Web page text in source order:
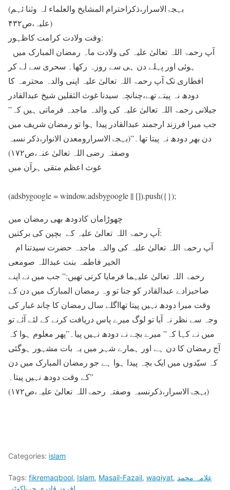
(بہجۃالاسرار،ذکراحترام المشایخ والعلماء لہ وثنا ئہم
علیہ،ص۴۳۲)
وقت ولادت کرامت کاظہور:
ہوئی اور پہلے دن ہی سے روزہ رکھا۔ سحری سے لے کر
افطاری تک آپ رحمۃ اللہ تعالیٰ علیہ اپنی والدہ محترمہ کا
دودھ نہ پیتے تھے،چنانچہ سیدنا غوث الثقلین شیخ عبدالقادر
جیلانی رحمۃ اللہ تعالیٰ علیہ کی والدہ ماجدہ فرماتی ہیں کہ”
جب میرا فرزند ارجمند عبدالقادر پیدا ہوا تو رمضان شریف میں
دن بھر دودھ نہ پیتا تھا۔”(بہجۃالاسرارومعدن الانوار،ذکر نسبہ
وصفتہ رضی اللہ تعالیٰ عنہ،ص۱۷۲)
غوث اعظم متقی ہرآن میں
(adsbygoogle = window.adsbygoogle || []).push({});
چھوڑاماں کادودھ بھی رمضان میں
آپ رحمۃ اللہ تعالیٰ علیہ کے بچپن کی برکتیں:
الخیر فاطمہ بنت عبداللہ صومعی
رحمۃ اللہ تعالیٰ علیہما فرمایا کرتی تھیں:” جب میں نے اپنے
صاحبزادے عبدالقادر کو جنا تو وہ رمضان المبارک میں دن کے
وقت میرا دودھ نہیں پیتا تھااگلے سال رمضان کا چاند غبار کی
وجہ سے نظر نہ آیا تو لوگ میرے پاس دریافت کرنے کے لئے آئے تو
میں نے کہا کہ” میرے بچے نے دودھ نہیں پیا۔”پھر معلوم ہوا کہ
آج رمضان کا دن ہے اور ہمارے شہر میں یہ بات مشہور ہوگئی
کہ سیّدوں میں ایک بچہ پیدا ہوا ہے جو رمضان المبارک میں دن
کے وقت دودھ نہیں پیتا۔”
(بہجۃالاسرار،ذکرنسبہ وصفتہ رحمۃاللہ تعالیٰ علیہ،ص۱۷۲)
Categories: islam
Tags: fikremaqbool, Islam, Masail-Fazail, waqiyat, علامہ محمد
افروز قادری چریاکوٹی